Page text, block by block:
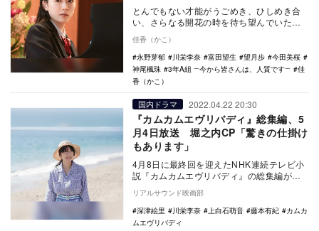
とんでもない才能がうごめき、ひしめき合
い、さらなる開花の時を待ち望んでいた、
そんな教室がある。3年前に放送された『3
年A組 ―今…
佳香（かこ）
永野芽郁
川栄李奈 富田望生 望月歩
今田美桜
神尾楓珠
3年A組 ―今から皆さんは、人質です―
佳
香（かこ）
国内ドラマ 2022.04.22 20:30
『カムカムエヴリバディ』総集編、5
月4日放送 堀之内CP「驚きの仕掛け
もあります」
4月8日に最終回を迎えたNHK連続テレビ小
説『カムカムエヴリバディ』の総集編が、5
月1日にNHK BS 4Kにて、5月4日にNH…
リアルサウンド映画部
深津絵里
川栄李奈 上白石萌音 藤本有紀
カムカ
ムエヴリバディ